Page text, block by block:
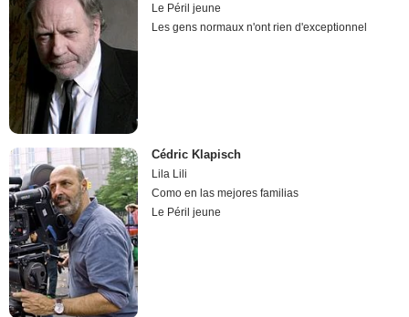
Le Péril jeune
Les gens normaux n'ont rien d'exceptionnel
Cédric Klapisch
Lila Lili
Como en las mejores familias
Le Péril jeune